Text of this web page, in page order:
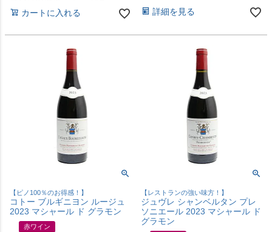
カートに入れる 詳細を見る
【ピノ100％のお得感！】
コトー ブルギニヨン ルージュ
2023 マシャール ド グラモン
赤ワイン
【レストランの強い味方！】
ジュヴレ シャンベルタン プレ
ソニエール 2023 マシャール ド
グラモン